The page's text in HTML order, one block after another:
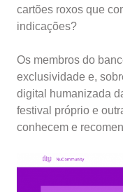
cartões roxos que
indicações?
Os membros do
exclusividade e,
digital humanizada
festival próprio e
conhecem e